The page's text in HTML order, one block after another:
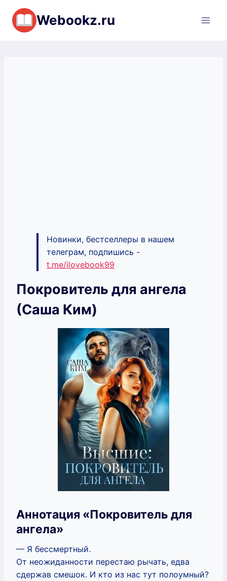
Перейти
содержимому
Webookz.ru
Новинки, бестселлеры в нашем
телеграм, подпишись -
t.me/ilovebook99
Покровитель для ангела
(Саша Ким)
Аннотация «Покровитель для
ангела»
— Я бессмертный.
От неожиданности перестаю рычать, едва
сдержав смешок. И кто из нас тут полоумный?